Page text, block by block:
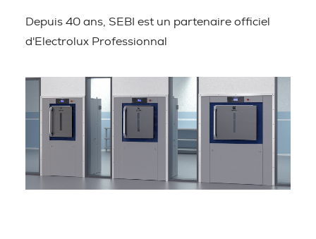
Depuis 40 ans, SEBI est un partenaire officiel
d'Electrolux Professionnal